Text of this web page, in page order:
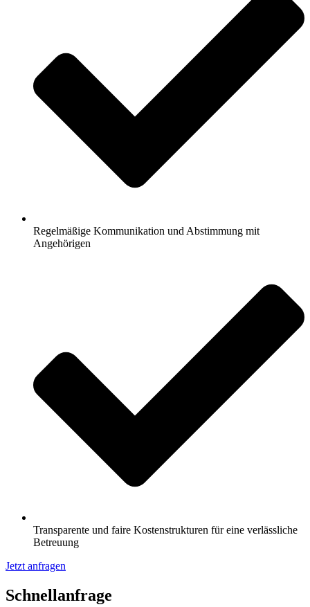
Regelmäßige Kommunikation und Abstimmung mit
Angehörigen
Transparente und faire Kostenstrukturen für eine verlässliche
Betreuung
Jetzt anfragen
Schnell­anfrage